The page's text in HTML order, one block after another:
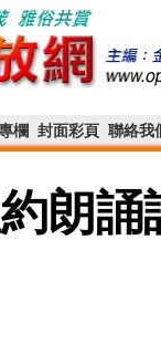
欄 封面彩頁 聯絡我
朗誦